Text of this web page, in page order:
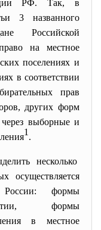
РФ. Так, в
3 названного
Российской
на местное
поселениях и
в соответствии
прав
других форм
через выборные и
1 .
несколько
осуществляется
России: формы
формы
в местное